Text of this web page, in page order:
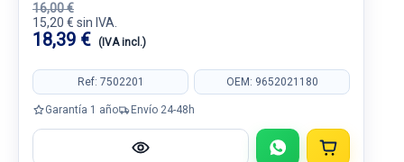
16,00 €
15,20 € sin IVA.
18,39 € (IVA incl.)
Ref: 7502201 OEM: 9652021180
Garantía 1 año Envío 24-48h